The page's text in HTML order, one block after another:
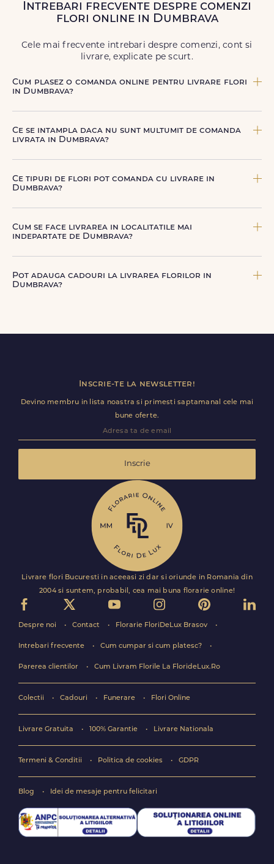
Livrăm buchete de florichiar și în weekend, pentru ca tu
să poți adresa un gest frumos atunci când ai nevoie.
Intrebari frecvente despre comenzi
flori online in Dumbrava
Cele mai frecvente intrebari despre comenzi, cont si
livrare, explicate pe scurt.
Cum plasez o comanda online pentru livrare flori
in Dumbrava?
produsul dorit, data si intervalul de livrare si adresa din
Dumbrava. sau poti plasa comanda telefonic, la nr. +40
Ce se intampla daca nu sunt multumit de comanda
livrata in Dumbrava?
astfel incat poti comanda fara griji.
Ce tipuri de flori pot comanda cu livrare in
Dumbrava?
aniversari, onomastici, sarbatori, evenimente speciale sau
gesturi spontane, toate create din flori naturale proaspete.
Cum se face livrarea in localitatile mai
indepartate de Dumbrava?
nostri dedicati sau ai optiunea de livrare la cutie, prin
firma de curierat, cu un cost mai avantajos si ambalare
Pot adauga cadouri la livrarea florilor in
Dumbrava?
premium direct in cosul de cumparaturi.
Inscrie-te la newsletter!
Devino membru in lista noastra si primesti saptamanal cele mai
bune oferte.
Inscrie
Livrare flori Bucuresti in aceeasi zi dar si oriunde in Romania din
2004 si suntem, probabil, cea mai buna florarie online!
Despre noi Contact Florarie FloriDeLux Brasov
Intrebari frecvente Cum cumpar si cum platesc?
Parerea clientilor Cum Livram Florile La FlorideLux.Ro
Colectii Cadouri Funerare Flori Online
Livrare Gratuita 100% Garantie Livrare Nationala
Termeni & Conditii Politica de cookies GDPR
Blog Idei de mesaje pentru felicitari